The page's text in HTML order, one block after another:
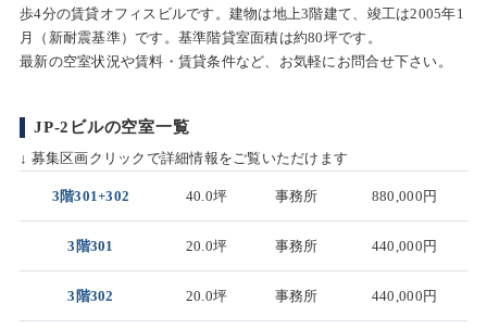
歩4分の賃貸オフィスビルです。建物は地上3階建て、竣工は2005年1
月（新耐震基準）です。基準階貸室面積は約80坪です。
最新の空室状況や賃料・賃貸条件など、お気軽にお問合せ下さい。
JP-2ビルの空室一覧
↓ 募集区画クリックで詳細情報をご覧いただけます
3階301+302 40.0坪 事務所 880,000円
3階301 20.0坪 事務所 440,000円
3階302 20.0坪 事務所 440,000円